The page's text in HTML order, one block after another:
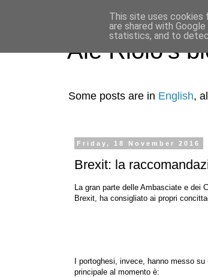
Ale Riolo's
Some posts are in English,
Friday, 18 November 2016
Brexit: la
La gran parte delle Ambasciate e dei
Brexit, ha consigliato ai propri
I portoghesi, invece, hanno messo su
principale al momento è:
This site uses cookies
are shared with
statistics, and to